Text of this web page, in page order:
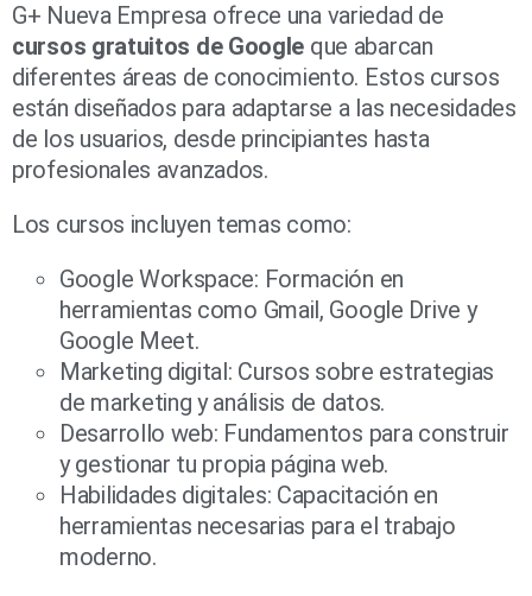
G+ Nueva Empresa ofrece una variedad de
cursos gratuitos de Google que abarcan
diferentes áreas de conocimiento. Estos cursos
están diseñados para adaptarse a las necesidades
de los usuarios, desde principiantes hasta
profesionales avanzados.
Los cursos incluyen temas como:
Google Workspace: Formación en
herramientas como Gmail, Google Drive y
Google Meet.
Marketing digital: Cursos sobre estrategias
de marketing y análisis de datos.
Desarrollo web: Fundamentos para construir
y gestionar tu propia página web.
Habilidades digitales: Capacitación en
herramientas necesarias para el trabajo
moderno.